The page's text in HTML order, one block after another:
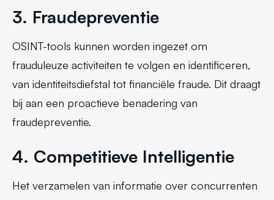
3. Fraudepreventie
OSINT-tools kunnen worden ingezet om
frauduleuze activiteiten te volgen en identificeren,
van identiteitsdiefstal tot financiële fraude. Dit draagt
bij aan een proactieve benadering van
fraudepreventie.
4. Competitieve Intelligentie
Het verzamelen van informatie over concurrenten